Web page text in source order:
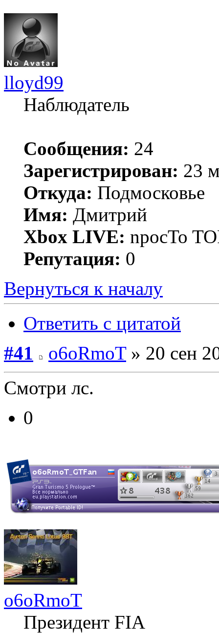
lloyd99
Наблюдатель
Сообщения: 24
Зарегистрирован: 23
Откуда: Подмосковье
Имя: Дмитрий
Xbox LIVE: npocTo
Репутация: 0
Вернуться к началу
Ответить с цитатой
#41
o6oRmoT» 20 сен
Смотри лс.
0
o6oRmoT
Президент FIA